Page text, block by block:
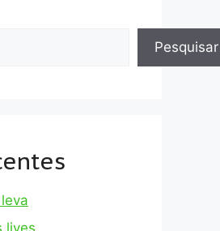
Pesquisar
lives